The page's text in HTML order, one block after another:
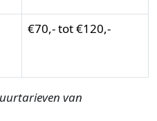
€70,- tot €120,-
van